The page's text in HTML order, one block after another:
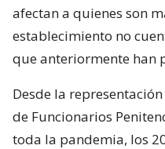
afectan a quienes son
establecimiento no
que anteriormente han
Desde la
de Funcionarios
toda la pandemia, los